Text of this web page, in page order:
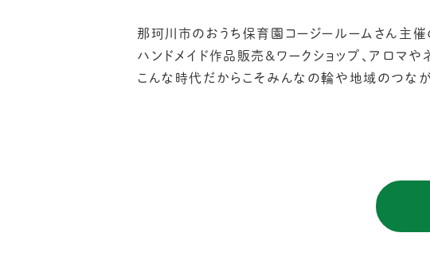
那珂川市のおうち保育園コージールームさん主催
ハンドメイド作品販売＆ワークショップ、アロマや
こんな時代だからこそみんなの輪や地域のつな